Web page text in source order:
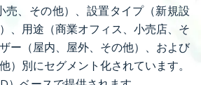
売、その他）、設置タイプ（新規設
、用途（商業オフィス、小売店、そ
ー（屋内、屋外、その他）、および
）別にセグメント化されています。